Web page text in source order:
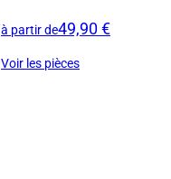
à partir de49,90 €
Voir les pièces